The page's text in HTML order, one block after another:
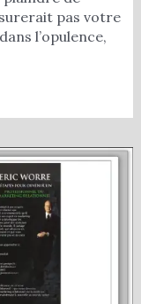
pas votre
l’opulence,